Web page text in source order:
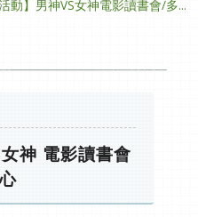
活動】男神VS女神電影讀書會/多...
神 電影讀書會